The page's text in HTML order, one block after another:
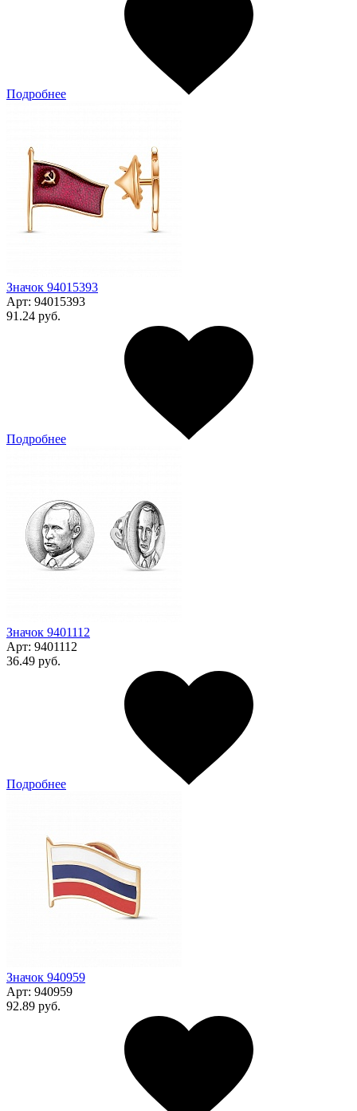
Подробнее
Значок 94015393
Арт: 94015393
91.24 руб.
Подробнее
Значок 9401112
Арт: 9401112
36.49 руб.
Подробнее
Значок 940959
Арт: 940959
92.89 руб.